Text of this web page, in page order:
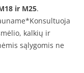
ir M25.
kalkių ir
sąlygomis ne